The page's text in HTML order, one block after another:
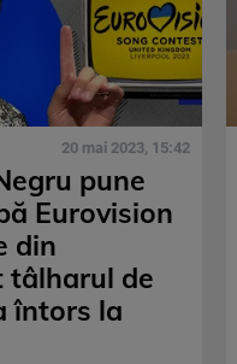
20 mai 2023, 15:42
pune
Eurovision
din
tâlharul de
întors la